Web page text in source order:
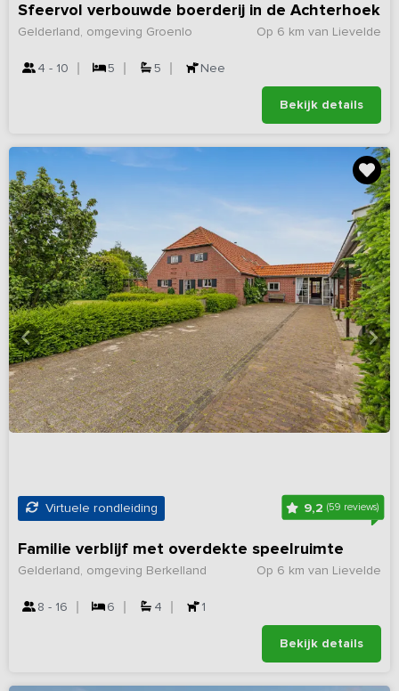
Sfeervol verbouwde boerderij in de Achterhoek
Op 6 km van Lievelde
Gelderland, omgeving Groenlo
4 - 10 5 5 Nee
Bekijk details
Virtuele rondleiding 9,2 (59 reviews)
Familie verblijf met overdekte speelruimte
Op 6 km van Lievelde
Gelderland, omgeving Berkelland
8 - 16 6 4 1
Bekijk details